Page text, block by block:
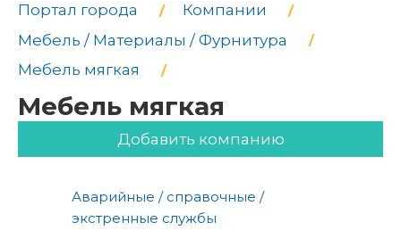
Портал города
Компании
Мебель / Материалы / Фурнитура
Мебель мягкая
Мебель мягкая
Добавить компанию
Аварийные / справочные /
экстренные службы